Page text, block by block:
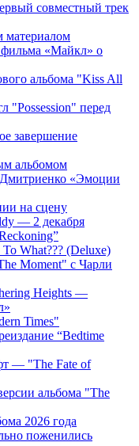
совместный трек
материалом
«Майкл» о
альбома "Kiss All
"Possession" перед
завершение
альбомом
«Эмоции
на сцену
— 2 декабря
What??? (Deluxe)
Moment" с Чарли
Heights —
Times"
“Bedtime
— "The Fate of
альбома "The
2026 года
поженились